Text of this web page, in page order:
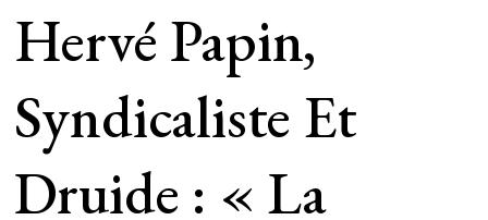
Hervé Papin,
Syndicaliste Et
Druide : « La